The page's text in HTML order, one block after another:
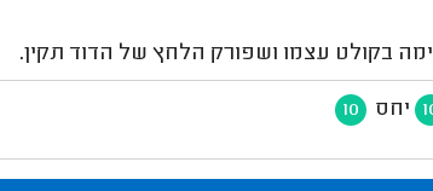
בקולט עצמו ושפורק הלחץ של הדוד תקין.
יחס 10